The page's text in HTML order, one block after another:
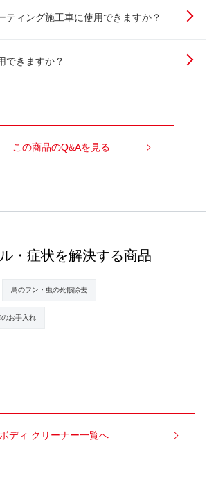
ティング施工車に使用できますか？
できますか？
この商品のQ&Aを見る
・症状を解決する商品
鳥のフン・虫の死骸除去
お手入れ
ボディ クリーナー一覧へ